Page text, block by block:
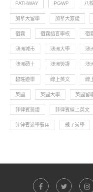
PATHWAY PGWP 八
加拿大留學 加拿大簽證
宿霧 宿霧語言學校 宿
澳洲城市 澳洲大學 澳
澳洲碩士 澳洲簽證 澳
碧瑤遊學 線上英文 線
英國 英國大學 英國留
菲律賓簽證 菲律賓線上英文
菲律賓遊學費用 親子遊學